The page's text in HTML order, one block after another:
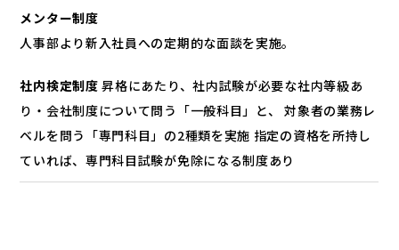
メンター制度
人事部より新入社員への定期的な面談を実施。
社内検定制度 昇格にあたり、社内試験が必要な社内等級あ
り・会社制度について問う「一般科目」と、 対象者の業務レ
ベルを問う「専門科目」の2種類を実施 指定の資格を所持し
ていれば、専門科目試験が免除になる制度あり